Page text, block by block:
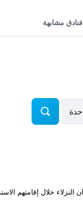
فنادق مشابهة